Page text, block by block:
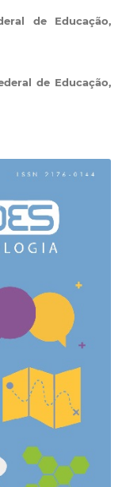
de Educação,
de Educação,